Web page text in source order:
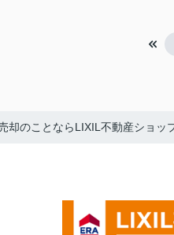
却のことならLIXIL不動産ショッ